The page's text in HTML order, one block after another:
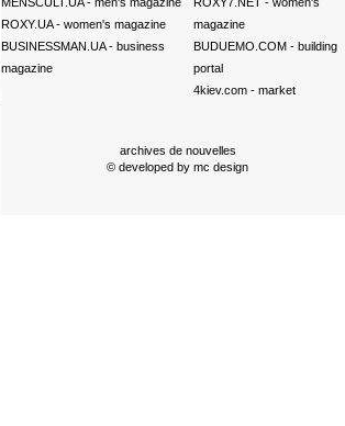
ROXY.UA- women's magazine
BUSINESSMAN.UA- business
magazine
magazine
BUDUEMO.COM- building
portal
4kiev.com- market
archives de nouvelles
© developed by mc design